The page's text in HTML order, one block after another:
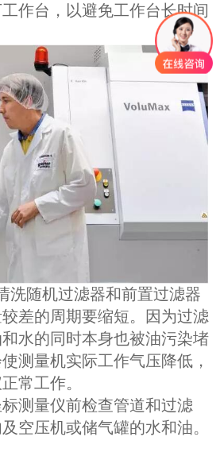
作台，以避免工作台长时间
随机过滤器和前置过滤器
差的周期要缩短。因为过滤
水的同时本身也被油污染堵
测量机实际工作气压降低，
常工作。
量仪前检查管道和过滤
空压机或储气罐的水和油。